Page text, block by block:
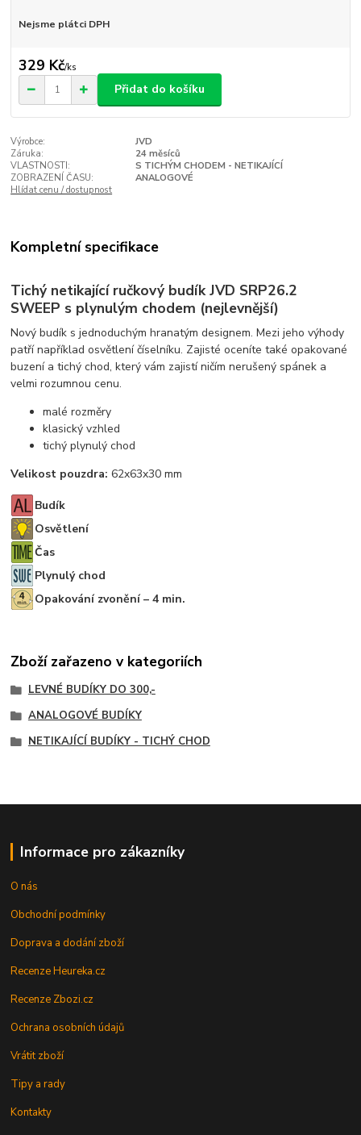
Nejsme plátci DPH
329 Kč/ks
Přidat do košíku
Výrobce:
JVD
Záruka:
24 měsíců
VLASTNOSTI:
S TICHÝM CHODEM - NETIKAJÍCÍ
ZOBRAZENÍ ČASU:
ANALOGOVÉ
Hlídat cenu / dostupnost
Kompletní specifikace
Tichý netikající ručkový budík JVD SRP26.2
SWEEP s plynulým chodem (nejlevnější)
Nový budík s jednoduchým hranatým designem. Mezi jeho výhody
patří například osvětlení číselníku. Zajisté oceníte také opakované
buzení a tichý chod, který vám zajistí ničím nerušený spánek a
velmi rozumnou cenu.
malé rozměry
klasický vzhled
tichý plynulý chod
Velikost pouzdra: 62x63x30 mm
Budík
Osvětlení
Čas
Plynulý chod
Opakování zvonění – 4 min.
Zboží zařazeno v kategoriích
LEVNÉ BUDÍKY DO 300,-
ANALOGOVÉ BUDÍKY
NETIKAJÍCÍ BUDÍKY - TICHÝ CHOD
Informace pro zákazníky
O nás
Obchodní podmínky
Doprava a dodání zboží
Recenze Heureka.cz
Recenze Zbozi.cz
Ochrana osobních údajů
Vrátit zboží
Tipy a rady
Kontakty